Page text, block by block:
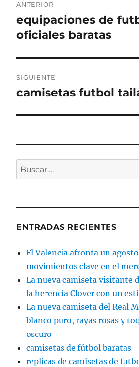
de
entradas
ANTERIOR
Entrada
anterior:
equipaciones de
oficiales baratas
SIGUIENTE
Entrada
camisetas futbol
Buscar
por:
ENTRADAS RECIENTES
El Valencia afronta un
movimientos clave en el
La nueva camiseta visitante
la herencia Clover con un
La nueva camiseta del Real
blanco puro, rayas rosas y
oscuro
camisetas de fútbol baratas
replicas de camisetas de